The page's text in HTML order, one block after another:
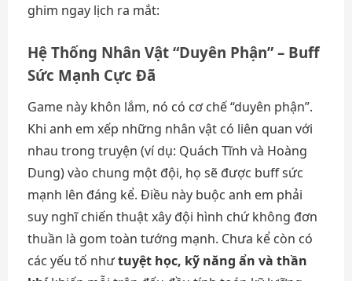
ghim ngay lịch ra mắt:
Hệ Thống Nhân Vật “Duyên Phận” – Buff
Sức Mạnh Cực Đã
Game này khôn lắm, nó có cơ chế “duyên phận”.
Khi anh em xếp những nhân vật có liên quan với
nhau trong truyện (ví dụ: Quách Tĩnh và Hoàng
Dung) vào chung một đội, họ sẽ được buff sức
mạnh lên đáng kể. Điều này buộc anh em phải
suy nghĩ chiến thuật xây đội hình chứ không đơn
thuần là gom toàn tướng mạnh. Chưa kể còn có
các yếu tố nhưtuyệt học, kỹ năng ẩn và thần